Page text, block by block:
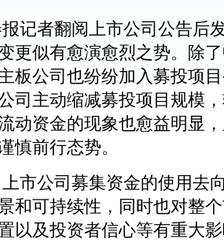
记者翻阅上市公司公告后
更似有愈演愈烈之势。除
板公司也纷纷加入募投项
司主动缩减募投项目规模
动资金的现象也愈益明显
慎前行态势。
市公司募集资金的使用去
和可持续性，同时也对整
以及投资者信心等有重大